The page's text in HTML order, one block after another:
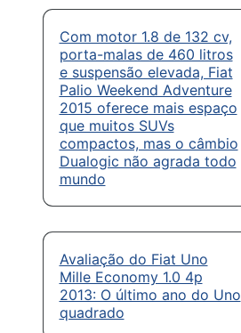
Com motor 1.8 de 132 cv,
porta-malas de 460 litros
e suspensão elevada, Fiat
Palio Weekend Adventure
2015 oferece mais espaço
que muitos SUVs
compactos, mas o câmbio
Dualogic não agrada todo
mundo
Avaliação do Fiat Uno
Mille Economy 1.0 4p
2013: O último ano do Uno
quadrado